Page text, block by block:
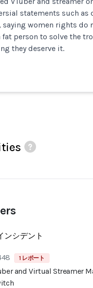
statements such as
saying women rights do
person to solve the
they deserve it.
ンシデント
1 レポート
and Virtual Streamer